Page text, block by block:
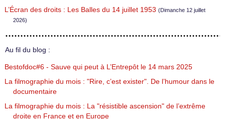
L’Écran des droits : Les Balles du 14 juillet 1953 (Dimanche 12 juillet
2026)
Au fil du blog :
Bestofdoc#6 - Sauve qui peut à L’Entrepôt le 14 mars 2025
La filmographie du mois : "Rire, c’est exister". De l’humour dans le
documentaire
La filmographie du mois : La "résistible ascension" de l’extrême
droite en France et en Europe